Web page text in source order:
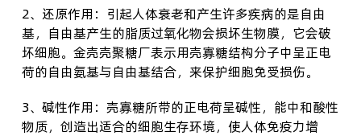
2、还原作用：引起人体衰老和产生许多疾病的是自由
基，自由基产生的脂质过氧化物会损坏生物膜，它会破
坏细胞。金壳壳聚糖厂表示用壳寡糖结构分子中呈正电
荷的自由氨基与自由基结合，来保护细胞免受损伤。
3、碱性作用：壳寡糖所带的正电荷呈碱性，能中和酸性
物质，创造出适合的细胞生存环境，使人体免疫力增